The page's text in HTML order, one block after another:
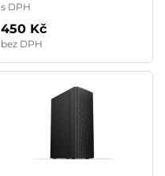
s DPH
450 Kč
bez DPH